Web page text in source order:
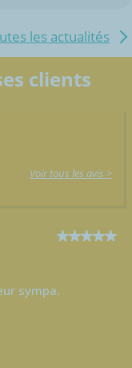
les actualités
clients
Voir tous les avis >
sympa.